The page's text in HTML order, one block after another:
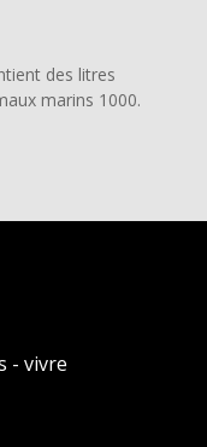
des litres
marins 1000.
- vivre